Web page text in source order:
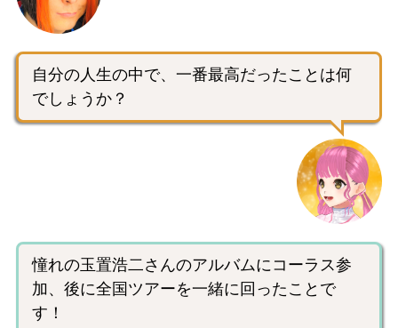
自分の人生の中で、一番最高だったことは何
でしょうか？
憧れの玉置浩二さんのアルバムにコーラス参
加、後に全国ツアーを一緒に回ったことで
す！